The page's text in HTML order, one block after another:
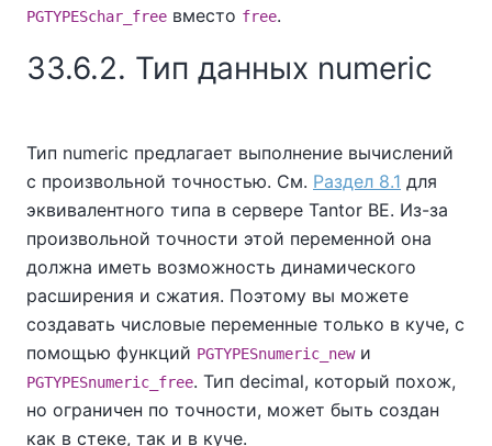
PGTYPESchar_free вместо free.
33.6.2. Тип данных numeric
Тип numeric предлагает выполнение вычислений
с произвольной точностью. См. Раздел 8.1 для
эквивалентного типа в сервере Tantor BE. Из-за
произвольной точности этой переменной она
должна иметь возможность динамического
расширения и сжатия. Поэтому вы можете
создавать числовые переменные только в куче, с
помощью функций PGTYPESnumeric_newи
PGTYPESnumeric_free. Тип decimal, который похож,
но ограничен по точности, может быть создан
как в стеке, так и в куче.